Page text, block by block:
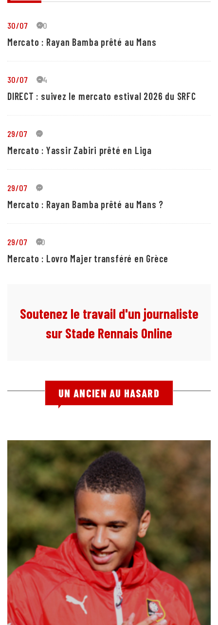
30/07 30
Mercato : Rayan Bamba prêté au Mans
30/07 24
DIRECT : suivez le mercato estival 2026 du SRFC
29/07 5
Mercato : Yassir Zabiri prêté en Liga
29/07 1
Mercato : Rayan Bamba prêté au Mans ?
29/07 10
Mercato : Lovro Majer transféré en Grèce
Soutenez le travail d'un journaliste
sur Stade Rennais Online
UN ANCIEN AU HASARD